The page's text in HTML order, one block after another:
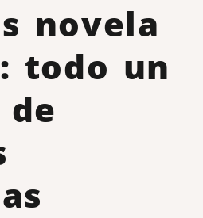
novela
todo un